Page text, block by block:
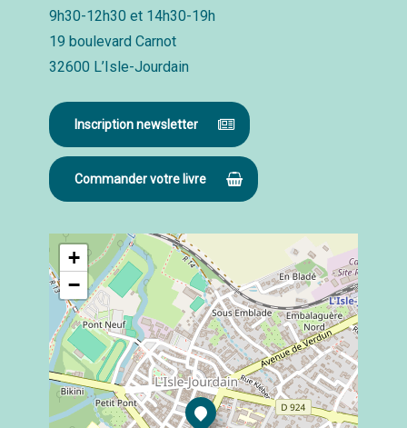
9h30-12h30 et 14h30-19h
19 boulevard Carnot
32600 L’Isle-Jourdain
Inscription newsletter
Commander votre livre
+
−